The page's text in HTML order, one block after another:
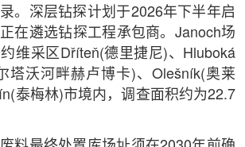
。深层钻探计划于2026年下半年启
在遴选钻探工程承包商。Janoch场
维采区Dříteň(德里捷尼)、Hluboká
塔沃河畔赫卢博卡)、Olešník(奥莱
泰梅林)市境内，调查面积约为22.7